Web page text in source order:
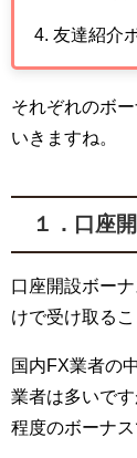
友達紹介
それぞれのボ
いきますね。
１．口座
口座開設ボー
けで受け取る
国内FX業者の
業者は多いで
程度のボーナス